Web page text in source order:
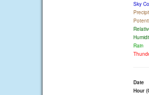
Sky
Rain
Date
Hour